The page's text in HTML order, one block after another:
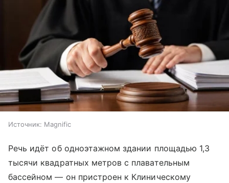
Источник: Magnific
Речь идёт об одноэтажном здании площадью 1,3
тысячи квадратных метров с плавательным
бассейном — он пристроен к Клиническому